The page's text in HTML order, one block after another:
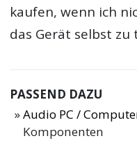
kaufen, wenn ich
das Gerät selbst zu
PASSEND DAZU
Audio PC /
Komponenten